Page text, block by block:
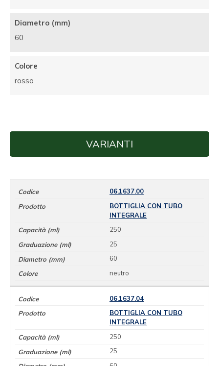
Diametro (mm)
60
Colore
rosso
VARIANTI
06.1637.00
BOTTIGLIA CON TUBO
INTEGRALE
250
25
60
neutro
06.1637.04
BOTTIGLIA CON TUBO
INTEGRALE
250
25